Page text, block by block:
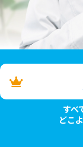
すべ
どこ